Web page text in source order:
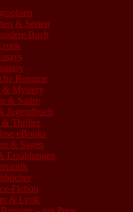
& Serien
Buch
Romane
& Mystery
& Satire
Jugendbuch
Thriller
eBooks
& Sagen
Erzählungen
Fiction
& Lyrik